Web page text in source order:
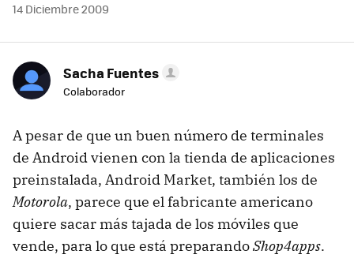
14 Diciembre 2009
Sacha Fuentes
Colaborador
A pesar de que un buen número de terminales
de Android vienen con la tienda de aplicaciones
preinstalada, Android Market, también los de
Motorola, parece que el fabricante americano
quiere sacar más tajada de los móviles que
vende, para lo que está preparandoShop4apps.